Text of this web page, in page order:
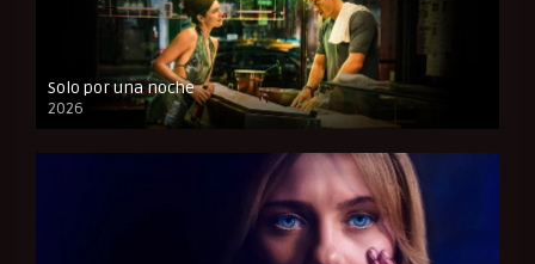
Solo por una noche
2026
CAM